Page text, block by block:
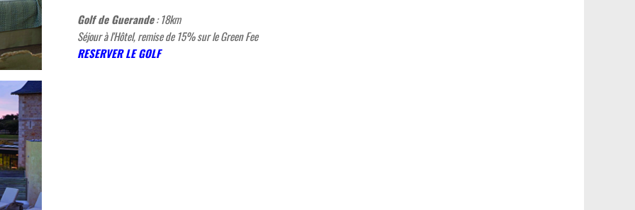
Golf de Guerande: 18km
Séjour à l'Hôtel, remise de 15% sur le Green Fee
RESERVER LE GOLF